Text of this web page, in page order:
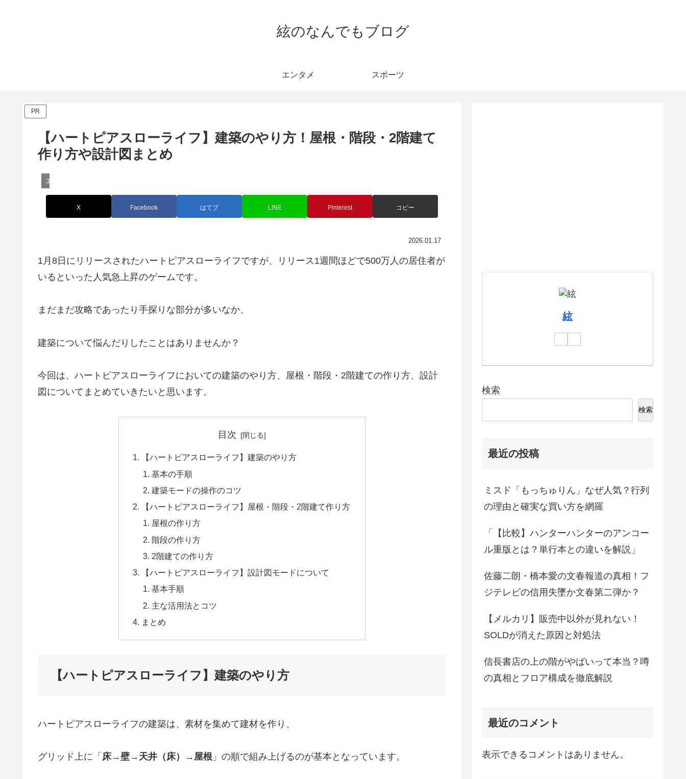
絃のなんでもブログ
エンタメ スポーツ
PR
【ハートピアスローライフ】建築のやり方！屋根・階段・2階建て
作り方や設計図まとめ
エンタメ
X Facebook はてブ LINE Pinterest コピー
2026.01.17
1月8日にリリースされたハートピアスローライフですが、リリース1週間ほどで500万人の居住者が
いるといった人気急上昇のゲームです。
まだまだ攻略であったり手探りな部分が多いなか、
建築について悩んだりしたことはありませんか？
今回は、ハートピアスローライフにおいての建築のやり方、屋根・階段・2階建ての作り方、設計
図についてまとめていきたいと思います。
目次
【ハートピアスローライフ】建築のやり方
基本の手順
建築モードの操作のコツ
【ハートピアスローライフ】屋根・階段・2階建て作り方
屋根の作り方
階段の作り方
2階建ての作り方
【ハートピアスローライフ】設計図モードについて
基本手順
主な活用法とコツ
まとめ
【ハートピアスローライフ】建築のやり方
ハートピアスローライフの建築は、素材を集めて建材を作り、
グリッド上に「 床→壁→天井（床）→屋根 」の順で組み上げるのが基本となっています。
絃
検索
検索
最近の投稿
ミスド「もっちゅりん」なぜ人気？行列
の理由と確実な買い方を網羅
「【比較】ハンターハンターのアンコー
ル重版とは？単行本との違いを解説」
佐藤二朗・橋本愛の文春報道の真相！フ
ジテレビの信用失墜か文春第二弾か？
【メルカリ】販売中以外が見れない！
SOLDが消えた原因と対処法
信長書店の上の階がやばいって本当？噂
の真相とフロア構成を徹底解説
最近のコメント
表示できるコメントはありません。